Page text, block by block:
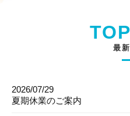
最
2026/07/29
夏期休業のご案内